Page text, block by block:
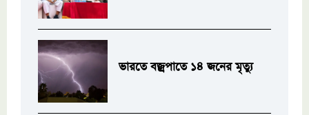
ভারতে বজ্রপাতে ১৪ জনের মৃত্যু